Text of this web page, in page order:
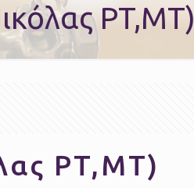
PT,MT)
PT,MT)